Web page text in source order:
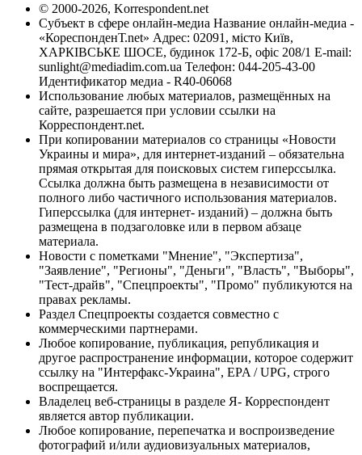
© 2000-2026, Korrespondent.net
Субъект в сфере онлайн-медиа Название онлайн-медиа -
«КореспонденТ.net» Адрес: 02091, місто Київ,
ХАРКІВСЬКЕ ШОСЕ, будинок 172-Б, офіс 208/1 E-mail:
sunlight@mediadim.com.ua Телефон: 044-205-43-00
Идентификатор медиа - R40-06068
Использование любых материалов, размещённых на
сайте, разрешается при условии ссылки на
Корреспондент.net.
При копировании материалов со страницы «Новости
Украины и мира», для интернет-изданий – обязательна
прямая открытая для поисковых систем гиперссылка.
Ссылка должна быть размещена в независимости от
полного либо частичного использования материалов.
Гиперссылка (для интернет- изданий) – должна быть
размещена в подзаголовке или в первом абзаце
материала.
Новости с пометками "Мнение", "Экспертиза",
"Заявление", "Регионы", "Деньги", "Власть", "Выборы",
"Тест-драйв", "Спецпроекты", "Промо" публикуются на
правах рекламы.
Раздел Спецпроекты создается совместно с
коммерческими партнерами.
Любое копирование, публикация, републикация и
другое распространение информации, которое содержит
ссылку на "Интерфакс-Украина", EPA / UPG, строго
воспрещается.
Владелец веб-страницы в разделе Я- Корреспондент
является автор публикации.
Любое копирование, перепечатка и воспроизведение
фотографий и/или аудиовизуальных материалов,